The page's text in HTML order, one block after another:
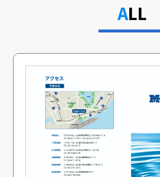
ALL